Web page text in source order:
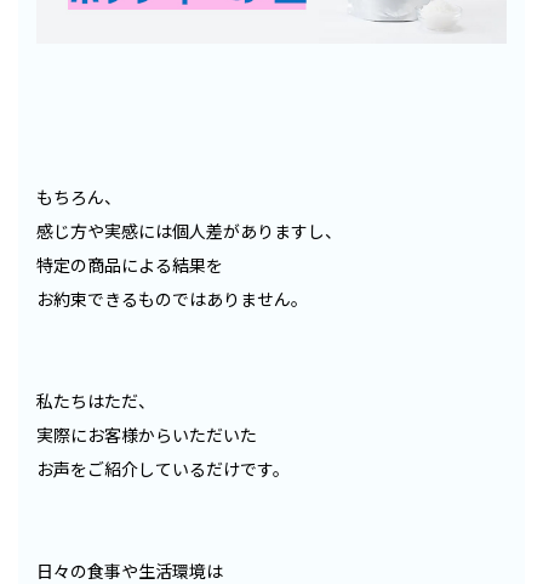
もちろん、
感じ方や実感には個人差がありますし、
特定の商品による結果を
お約束できるものではありません。
私たちはただ、
実際にお客様からいただいた
お声をご紹介しているだけです。
日々の食事や生活環境は